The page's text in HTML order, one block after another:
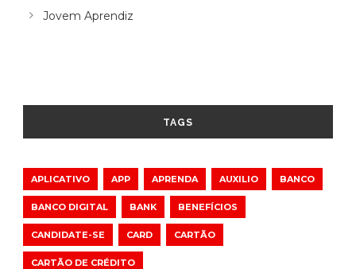
Jovem Aprendiz
TAGS
APLICATIVO APP APRENDA AUXILIO BANCO
BANCO DIGITAL BANK BENEFÍCIOS
CANDIDATE-SE CARD CARTÃO
CARTÃO DE CRÉDITO